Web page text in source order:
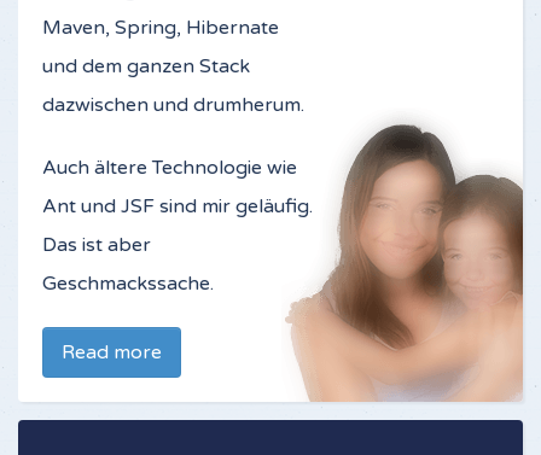
Maven, Spring, Hibernate
und dem ganzen Stack
dazwischen und drumherum.
Auch ältere Technologie wie
Ant und JSF sind mir geläufig.
Das ist aber
Geschmackssache.
Read more